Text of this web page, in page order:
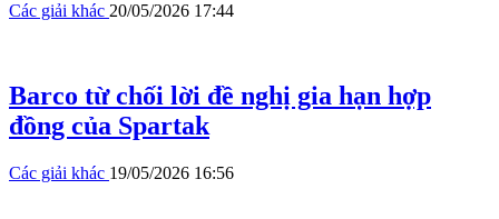
Các giải khác 20/05/2026 17:44
Barco từ chối lời đề nghị gia hạn hợp
đồng của Spartak
Các giải khác 19/05/2026 16:56